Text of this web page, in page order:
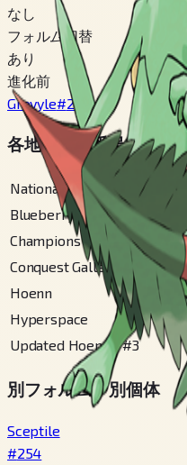
なし
フォルム切替
あり
進化前
Grovyle#253
各地方図鑑番号
National
254
Blueberry
#184
Champions
#254
Conquest Gallery
#132
Hoenn
#3
Hyperspace
# 41
Updated Hoenn
#3
別フォルム・別個体
Sceptile
#254